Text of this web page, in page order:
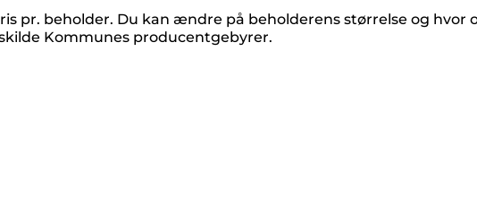
pr. beholder. Du kan ændre på beholderens størrelse og hvor
Kommunes producentgebyrer.